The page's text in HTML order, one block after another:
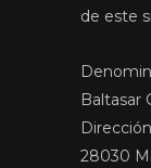
de este
Baltasar
28030